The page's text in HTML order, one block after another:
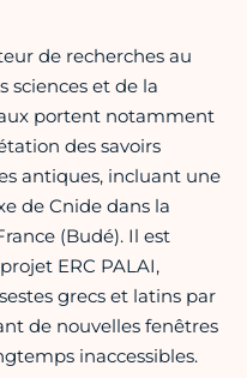
de recherches au
sciences et de la
portent notamment
des savoirs
antiques, incluant une
de Cnide dans la
(Budé). Il est
ERC PALAI,
grecs et latins par
de nouvelles fenêtres
inaccessibles.